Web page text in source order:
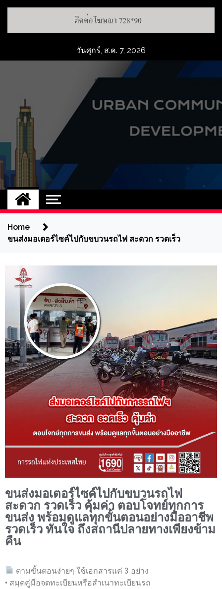
วันศุกร์, ส.ค. 7, 2026
UCD
NEW
Home
ขนส่งมอเตอร์ไซค์ไปกับขบวนรถไฟ สะดวก รวดเร็ว
ขนส่งมอเตอร์ไซค์ไปกับขบวนรถไฟ
สะดวก รวดเร็ว คุ้มค่า ตอบโจทย์ทุกการ
ขนส่ง พร้อมดูแลทุกขั้นตอนอย่างมืออาชีพ
รวดเร็ว ทันใจ ถึงสถานีปลายทางเพียงข้าม
คืน
ตามขั้นตอนง่ายๆ ใช้เอกสารแค่ 3 อย่าง
• สมุดคู่มือจดทะเบียนหรือสำเนาทะเบียนรถ